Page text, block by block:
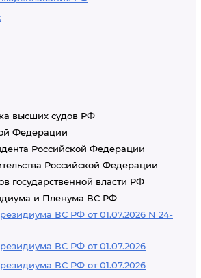
высших судов РФ
Федерации
Российской Федерации
Российской Федерации
государственной власти РФ
и Пленума ВС РФ
ВС РФ от 01.07.2026 N 24-
ВС РФ от 01.07.2026
ВС РФ от 01.07.2026